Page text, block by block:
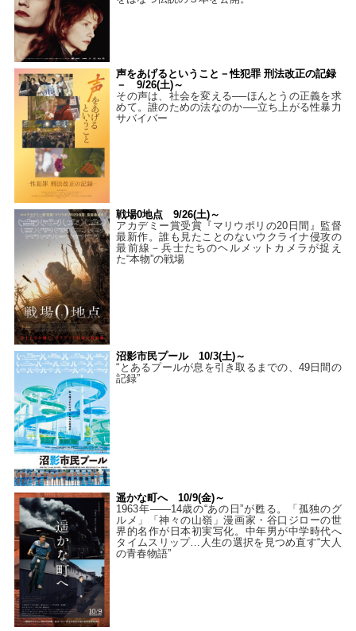
声をあげるということ－性犯罪 刑法改正の記録
－ 9/26(土)～
その声は、社会を変える──ほんとうの正義を求
めて。誰のための法なのか──立ち上がる性暴力
サバイバー
戦場0地点 9/26(土)～
アカデミー賞受賞『マリウポリの20日間』監督
最新作。誰も見たことのないウクライナ侵攻の
最前線－兵士たちのヘルメットカメラが捉え
た“本物”の戦場
沼影市民プール 10/3(土)～
“とあるプールが息を引き取るまでの、49日間の
記録”
遥かな町へ 10/9(金)～
1963年――14歳の“あの日”が甦る。「孤独のグ
ルメ」「神々の山嶺」漫画家・谷口ジローの世
界的名作が日本初実写化。中年男が中学時代へ
タイムスリップ…人生の選択を見つめ直す“大人
の青春物語”